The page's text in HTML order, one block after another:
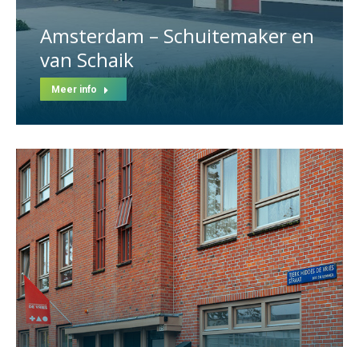
Amsterdam – Schuitemaker en
van Schaik
Meer info